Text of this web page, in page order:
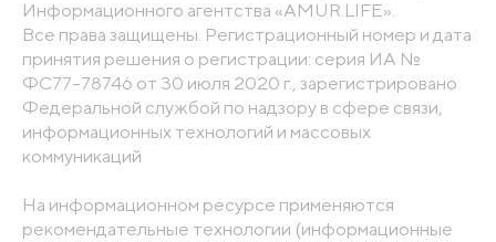
Информационного агентства «AMUR.LIFE».
Все права защищены. Регистрационный номер и дата
принятия решения о регистрации: серия ИА №
ФС77-78746 от 30 июля 2020 г., зарегистрировано
Федеральной службой по надзору в сфере связи,
информационных технологий и массовых
коммуникаций
На информационном ресурсе применяются
рекомендательные технологии (информационные